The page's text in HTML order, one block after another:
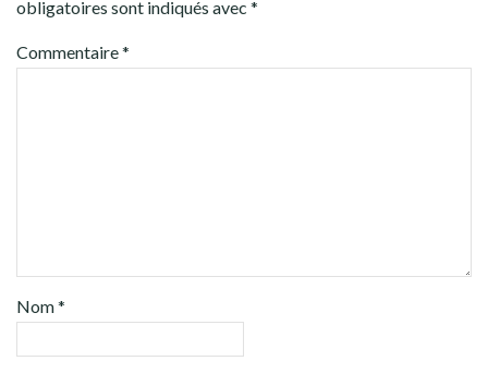
obligatoires sont indiqués avec *
Commentaire*
Nom*